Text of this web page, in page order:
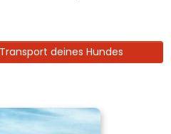
deines Hundes